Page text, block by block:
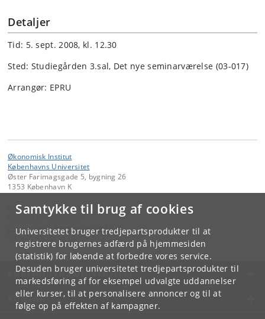
Samtykke til brug af cookies
Universitetet bruger tredjepartsprodukter til at
registrere brugernes adfærd på hjemmesiden
(statistik) for løbende at forbedre vores service.
Desuden bruger universitetet tredjepartsprodukter til
markedsføring af for eksempel udvalgte uddannelser
eller kurser, til at personalisere annoncer og til at
følge op på effekten af kampagner.
Detaljer
Tid: 5. sept. 2008, kl. 12.30
Sted: Studiegården 3.sal, Det nye seminarværelse (03-017)
Arrangør: EPRU
Økonomisk Institut
Københavns Universitet
Øster Farimagsgade 5, bygning 26
1353 København K
Kontakt:
Christel Brink Hansen
christel.brink.hansen@econ.ku .dk
KØBENHAVNS UNIVERSITET
KONTAKT